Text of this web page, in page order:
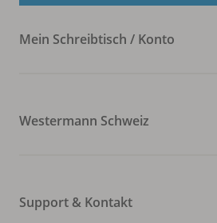
Mein Schreibtisch / Konto
Westermann Schweiz
Support & Kontakt